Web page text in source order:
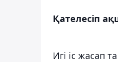
Қателесіп
Игі іс жасап